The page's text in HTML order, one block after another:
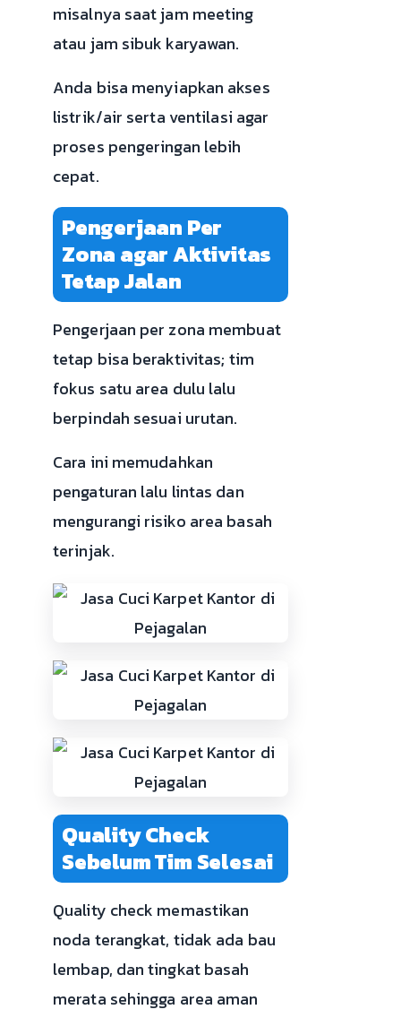
misalnya saat jam meeting
atau jam sibuk karyawan.
Anda bisa menyiapkan akses
listrik/air serta ventilasi agar
proses pengeringan lebih
cepat.
Pengerjaan Per
Zona agar Aktivitas
Tetap Jalan
Pengerjaan per zona membuat
tetap bisa beraktivitas; tim
fokus satu area dulu lalu
berpindah sesuai urutan.
Cara ini memudahkan
pengaturan lalu lintas dan
mengurangi risiko area basah
terinjak.
Quality Check
Sebelum Tim Selesai
Quality check memastikan
noda terangkat, tidak ada bau
lembap, dan tingkat basah
merata sehingga area aman